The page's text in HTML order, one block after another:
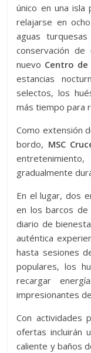
único en una isla
relajarse en
aguas
conservación
nuevo Centro de
estancias
selectos, los
más tiempo para
Como extensión
bordo, MSC
gradualmente
En el lugar, dos
en los barcos de
diario de
auténtica
hasta sesiones
populares, los
recargar
impresionantes
Con actividades
ofertas incluirán
caliente y baños